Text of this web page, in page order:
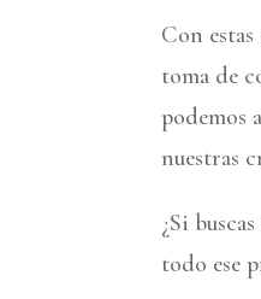
Con
toma de
podemos
nuestras
¿Si
todo ese